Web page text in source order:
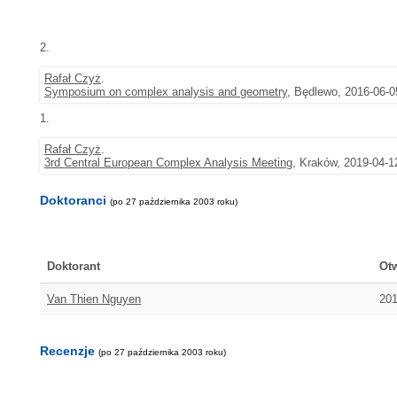
2.
Rafał Czyż.
Symposium on complex analysis and geometry, Będlewo, 2016-06-
1.
Rafał Czyż.
3rd Central European Complex Analysis Meeting, Kraków, 2019-04-
Doktoranci (po 27 października 2003 roku)
Doktorant
Van Thien Nguyen
Recenzje (po 27 października 2003 roku)